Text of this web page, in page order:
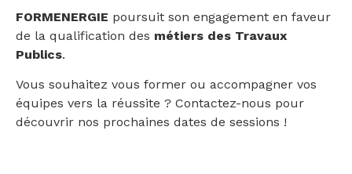
FORMENERGIE poursuit son engagement en faveur
de la qualification des métiers des Travaux
Publics.
Vous souhaitez vous former ou accompagner vos
équipes vers la réussite ? Contactez-nous pour
découvrir nos prochaines dates de sessions !